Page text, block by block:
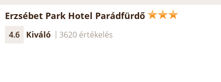
Erzsébet Park Hotel Parádfürdő
4.6 Kiváló 3620 értékelés